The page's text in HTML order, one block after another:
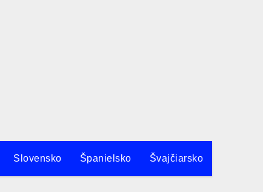
Slovensko Španielsko Švajčiarsko